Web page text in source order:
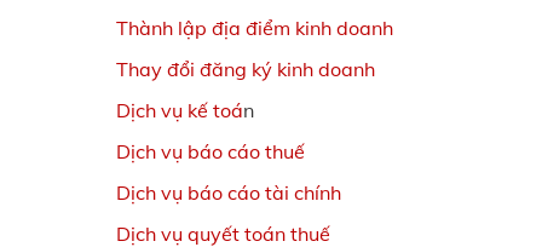
Thành lập địa điểm kinh doanh
Thay đổi đăng ký kinh doanh
Dịch vụ kế toán
Dịch vụ báo cáo thuế
Dịch vụ báo cáo tài chính
Dịch vụ quyết toán thuế